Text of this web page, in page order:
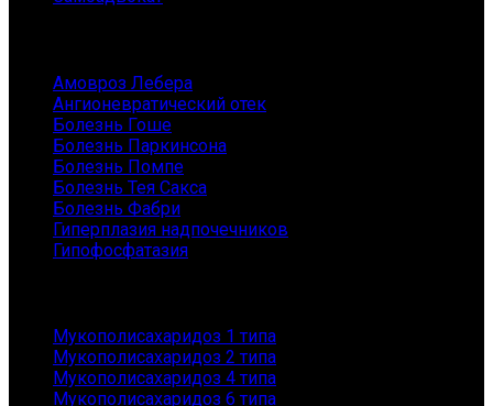
Амовроз Лебера
Ангионевратический отек
Болезнь Гоше
Болезнь Паркинсона
Болезнь Помпе
Болезнь Тея Сакса
Болезнь Фабри
Гиперплазия надпочечников
Гипофосфатазия
Мукополисахаридоз 1 типа
Мукополисахаридоз 2 типа
Мукополисахаридоз 4 типа
Мукополисахаридоз 6 типа